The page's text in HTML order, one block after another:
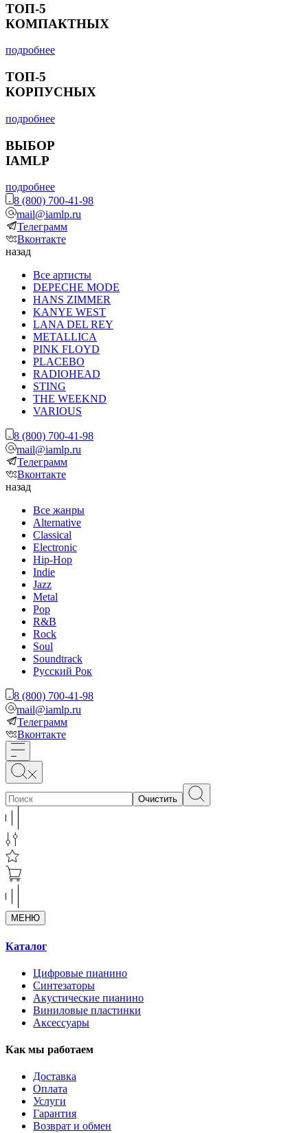
ТОП-5
КОМПАКТНЫХ
подробнее
ТОП-5
КОРПУСНЫХ
подробнее
ВЫБОР
IAMLP
подробнее
8 (800) 700-41-98
mail@iamlp.ru
Телеграмм
Вконтакте
назад
Все артисты
DEPECHE MODE
HANS ZIMMER
KANYE WEST
LANA DEL REY
METALLICA
PINK FLOYD
PLACEBO
RADIOHEAD
STING
THE WEEKND
VARIOUS
8 (800) 700-41-98
mail@iamlp.ru
Телеграмм
Вконтакте
назад
Все жанры
Alternative
Classical
Electronic
Hip-Hop
Indie
Jazz
Metal
Pop
R&B
Rock
Soul
Soundtrack
Русский Рок
8 (800) 700-41-98
mail@iamlp.ru
Телеграмм
Вконтакте
Очистить
МЕНЮ
Каталог
Цифровые пианино
Синтезаторы
Акустические пианино
Виниловые пластинки
Аксессуары
Как мы работаем
Доставка
Оплата
Услуги
Гарантия
Возврат и обмен